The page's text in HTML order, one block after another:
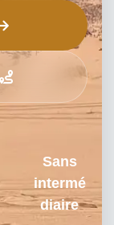
Sans
intermé
diaire